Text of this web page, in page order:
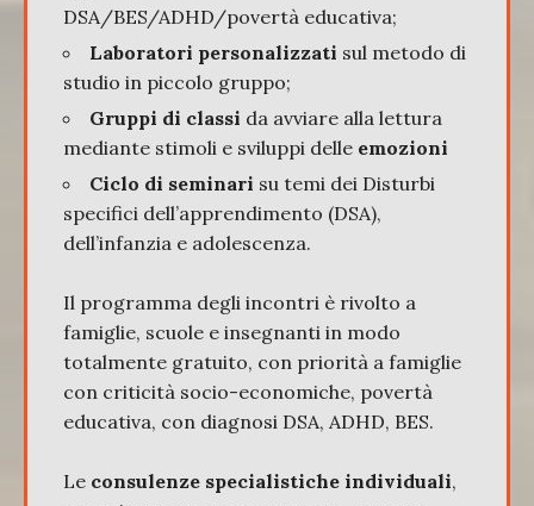
DSA/BES/ADHD/povertà educativa;
Laboratori personalizzati sul metodo di
studio in piccolo gruppo;
Gruppi di classi da avviare alla lettura
mediante stimoli e sviluppi delle emozioni
Ciclo di seminari su temi dei Disturbi
specifici dell’apprendimento (DSA),
dell’infanzia e adolescenza.
Il programma degli incontri è rivolto a
famiglie, scuole e insegnanti in modo
totalmente gratuito, con priorità a famiglie
con criticità socio-economiche, povertà
educativa, con diagnosi DSA, ADHD, BES.
Le consulenze specialistiche individuali,